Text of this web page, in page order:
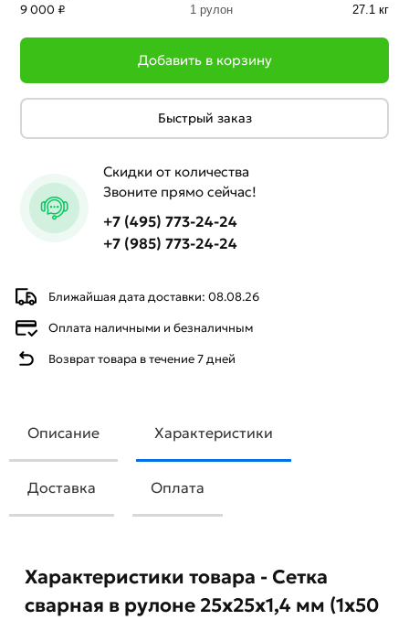
Ближайшая дата доставки: 08.08.26
Оплата наличными и безналичным
Возврат товара в течение 7 дней
9 000 ₽
1 рулон
27.1 кг
Добавить в корзину
Быстрый заказ
Скидки от количества
Звоните прямо сейчас!
+7 (495) 773-24-24
+7 (985) 773-24-24
Описание Характеристики
Доставка Оплата
Характеристики товара - Сетка
сварная в рулоне 25х25х1,4 мм (1х50